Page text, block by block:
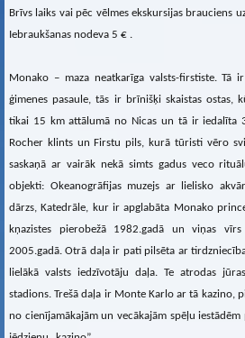
Brīvs laiks vai pēc vēlmes ekskursijas brauciens
Iebraukšanas nodeva 5 € .
Monako – maza neatkarīga valsts-firstiste. Tā
ģimenes pasaule, tās ir brīnišķi skaistas ostas,
tikai 15 km attālumā no Nicas un tā ir iedalīta
Rocher klints un Firstu pils, kurā tūristi vēro
saskaņā ar vairāk nekā simts gadus veco
objekti: Okeanogrāfijas muzejs ar lielisko
dārzs, Katedrāle, kur ir apglabāta Monako
kņazistes pierobežā 1982.gadā un viņas
2005.gadā. Otrā daļa ir pati pilsēta ar
lielākā valsts iedzīvotāju daļa. Te atrodas
stadions. Trešā daļa ir Monte Karlo ar tā kazino,
no cienījamākajām un vecākajām spēļu iestādēm